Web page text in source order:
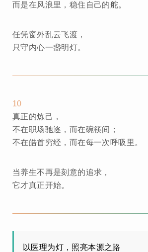
而是在风浪里，稳住自己的舵。
任凭窗外乱云飞渡，
只守内心一盏明灯。
10
真正的炼己，
不在职场驰逐，而在碗筷间；
不在皓首穷经，而在每一次呼吸里。
当养生不再是刻意的追求，
它才真正开始。
以医理为灯，照亮本源之路